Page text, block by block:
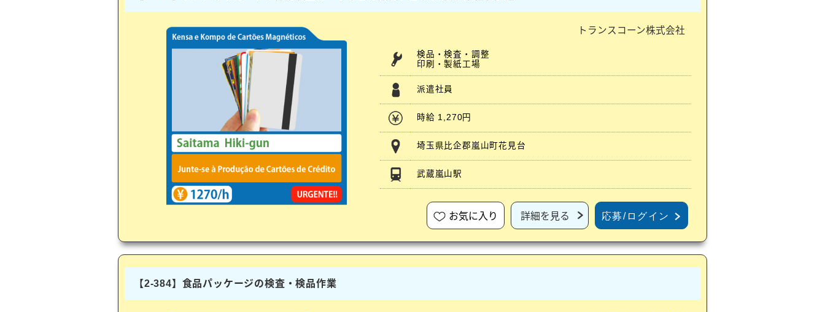
トランスコーン株式会社
検品・検査・調整
印刷・製紙工場
派遣社員
時給 1,270円
埼玉県比企郡嵐山町花見台
武蔵嵐山駅
お気に入り 詳細を見る 応募/ログイン
【2-384】食品パッケージの検査・検品作業